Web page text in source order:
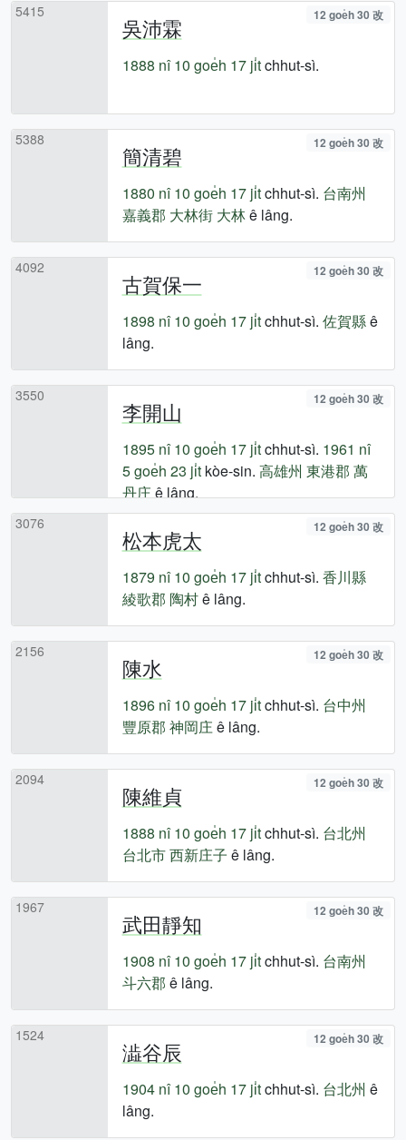
5415
吳沛霖 12 goe̍h 30 改
1888 nî 10 goe̍h 17 ji̍tchhut-sì.
5388
簡清碧 12 goe̍h 30 改
1880 nî 10 goe̍h 17 ji̍tchhut-sì. 台南州
嘉義郡 大林街 大林ê lâng.
4092
古賀保一 12 goe̍h 30 改
1898 nî 10 goe̍h 17 ji̍tchhut-sì. 佐賀縣ê
lâng.
3550
李開山 12 goe̍h 30 改
1895 nî 10 goe̍h 17 ji̍tchhut-sì. 1961 nî
5 goe̍h 23 ji̍tkòe-sin. 高雄州 東港郡 萬
丹庄ê lâng.
3076
松本虎太 12 goe̍h 30 改
1879 nî 10 goe̍h 17 ji̍tchhut-sì. 香川縣
綾歌郡 陶村ê lâng.
2156
陳水 12 goe̍h 30 改
1896 nî 10 goe̍h 17 ji̍tchhut-sì. 台中州
豐原郡 神岡庄ê lâng.
2094
陳維貞 12 goe̍h 30 改
1888 nî 10 goe̍h 17 ji̍tchhut-sì. 台北州
台北市西新庄子 ê lâng.
1967
武田靜知 12 goe̍h 30 改
1908 nî 10 goe̍h 17 ji̍tchhut-sì. 台南州
斗六郡 ê lâng.
1524
澁谷辰 12 goe̍h 30 改
1904 nî 10 goe̍h 17 ji̍tchhut-sì. 台北州 ê
lâng.